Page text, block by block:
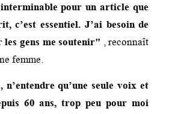
pour un article que
c’est essentiel. J’ai besoin de
gens me soutenir
, reconnaît
femme.
n’entendre qu’une seule voix et
60 ans, trop peu pour moi